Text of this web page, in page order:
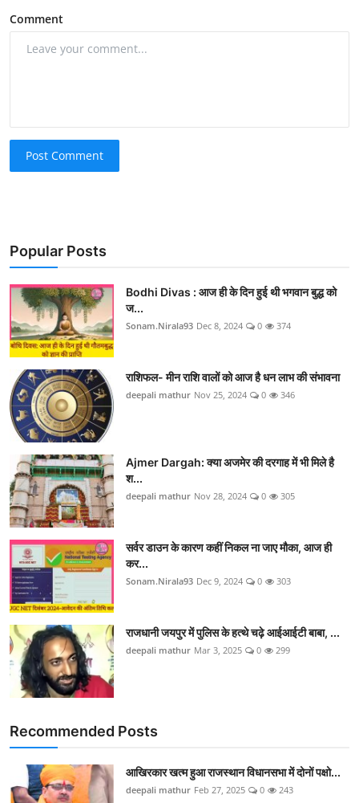
Comment
Post Comment
Popular Posts
Bodhi Divas : आज ही के दिन हुई थी भगवान बुद्ध को
ज...
Sonam.Nirala93 Dec 8, 2024 0 374
राशिफल- मीन राशि वालों को आज है धन लाभ की संभावना
deepali mathur Nov 25, 2024 0 346
Ajmer Dargah: क्या अजमेर की दरगाह में भी मिले है
श...
deepali mathur Nov 28, 2024 0 305
सर्वर डाउन के कारण कहीं निकल ना जाए मौका, आज ही
कर...
Sonam.Nirala93 Dec 9, 2024 0 303
राजधानी जयपुर में पुलिस के हत्थे चढ़े आईआईटी बाबा, ...
deepali mathur Mar 3, 2025 0 299
Recommended Posts
आखिरकार खत्म हुआ राजस्थान विधानसभा में दोनों पक्षो...
deepali mathur Feb 27, 2025 0 243